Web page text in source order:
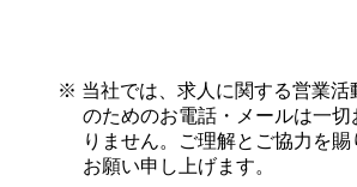
当社では、求人に関する営業活
のためのお電話・メールは一切
りません。ご理解とご協力を賜
お願い申し上げます。